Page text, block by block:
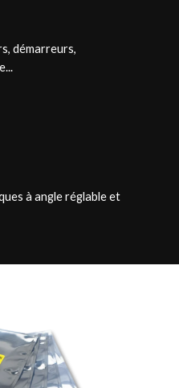
démarreurs,
à angle réglable et